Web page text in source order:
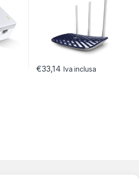
€33,14 Iva inclusa